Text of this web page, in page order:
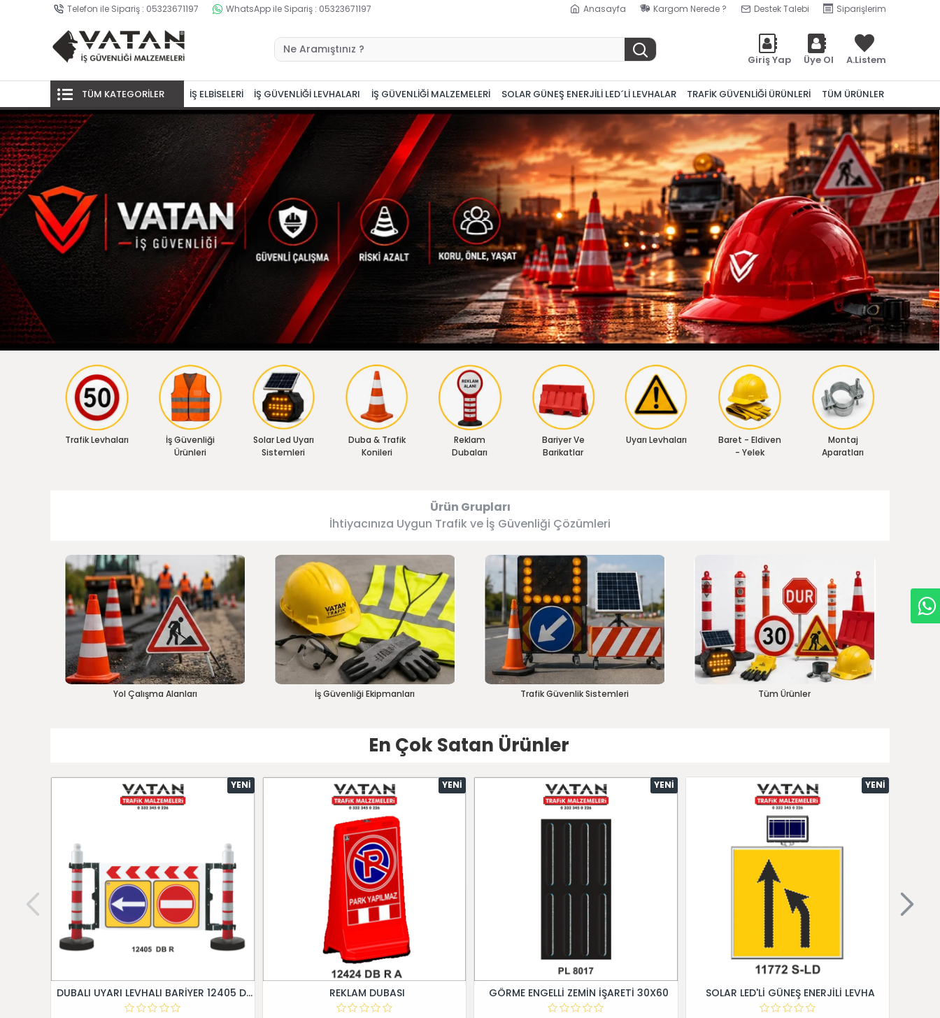
Telefon ile Sipariş : 05323671197 WhatsApp ile Sipariş : 05323671197 Anasayfa Kargom Nerede ? Destek Talebi Siparişlerim
Giriş Yap Üye Ol A.Listem
TÜM KATEGORİLER İŞ ELBİSELERİ İŞ GÜVENLİĞİ LEVHALARI İŞ GÜVENLİĞİ MALZEMELERİ SOLAR GÜNEŞ ENERJİLİ LED´Lİ LEVHALAR TRAFİK GÜVENLİĞİ ÜRÜNLERİ TÜM ÜRÜNLER
Trafik Levhaları
İş Güvenliği
Ürünleri
Solar Led Uyarı
Sistemleri
Duba & Trafik
Konileri
Reklam
Dubaları
Bariyer Ve
Barikatlar
Uyarı Levhaları
Baret - Eldiven
- Yelek
Montaj
Aparatları
Ürün Grupları
İhtiyacınıza Uygun Trafik ve İş Güvenliği Çözümleri
Yol Çalışma Alanları İş Güvenliği Ekipmanları Trafik Güvenlik Sistemleri Tüm Ürünler
En Çok Satan Ürünler
YENI
DUBALI UYARI LEVHALI BARİYER 12405 DB R
YENI
REKLAM DUBASI
YENI
GÖRME ENGELLİ ZEMİN İŞARETİ 30X60
YENI
SOLAR LED'Lİ GÜNEŞ ENERJİLİ LEVHA